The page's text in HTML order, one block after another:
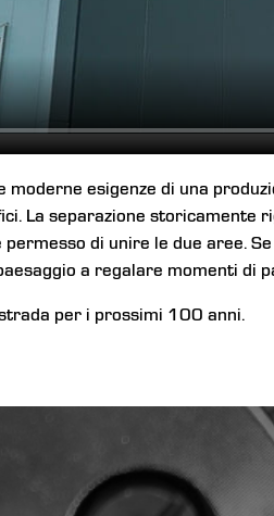
moderne esigenze di una
La separazione storicamente
di unire le due aree.
a regalare momenti di
per i prossimi 100 anni.